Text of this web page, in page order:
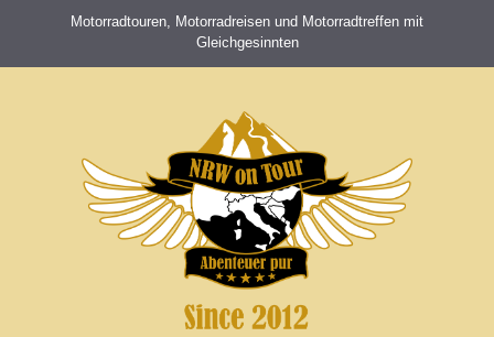
springen
Motorradtouren, Motorradreisen und Motorradtreffen mit
Gleichgesinnten